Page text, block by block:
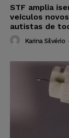
STF amplia
veículos
autistas de
Karina Silvério